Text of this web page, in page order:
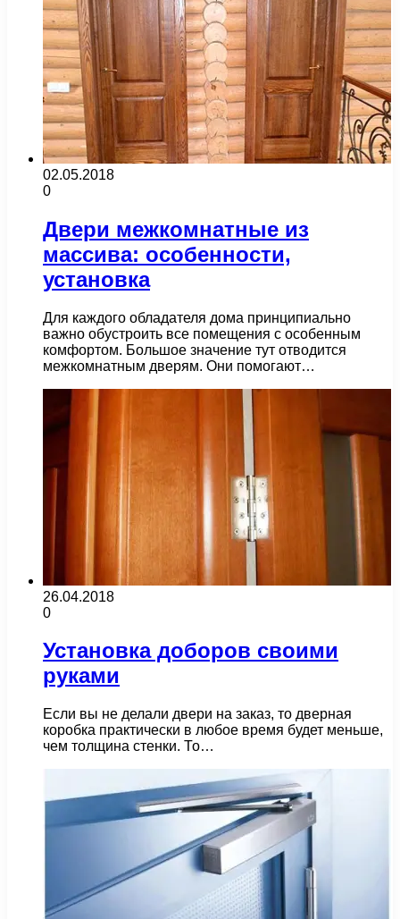
02.05.2018
0
Двери межкомнатные из
массива: особенности,
установка
Для каждого обладателя дома принципиально
важно обустроить все помещения с особенным
комфортом. Большое значение тут отводится
межкомнатным дверям. Они помогают…
26.04.2018
0
Установка доборов своими
руками
Если вы не делали двери на заказ, то дверная
коробка практически в любое время будет меньше,
чем толщина стенки. То…